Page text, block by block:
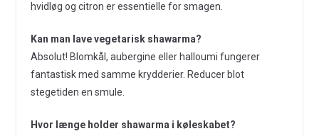
hvidløg og citron er essentielle for smagen.
Kan man lave vegetarisk shawarma?
Absolut! Blomkål, aubergine eller halloumi fungerer
fantastisk med samme krydderier. Reducer blot
stegetiden en smule.
Hvor længe holder shawarma i køleskabet?